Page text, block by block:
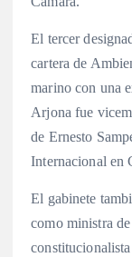
El tercer
cartera de
marino con una
Arjona fue
de Ernesto
Internacional en
El gabinete
como ministra